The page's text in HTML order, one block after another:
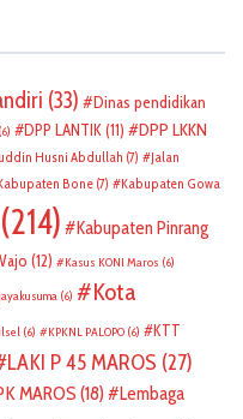
(33)
Dinas pendidikan
(6) DPP LANTIK(11)
DPP LKKN
Husni Abdullah (7)
Jalan
Bone (7) Kabupaten Gowa
(214)
Kabupaten Pinrang
(12) Kasus KONI Maros (6)
(6)
Kota
(6) KPKNL PALOPO (6)
KTT
LAKI P 45 MAROS (27)
MAROS(18)
Lembaga